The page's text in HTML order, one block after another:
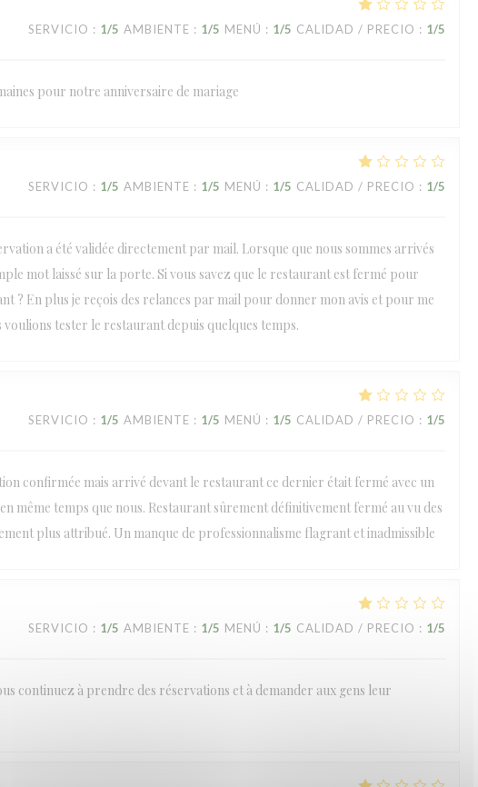
SERVICIO : 1/5 AMBIENTE : 1/5 MENÚ : 1/5 CALIDAD / PRECIO : 1/5
pour notre anniversaire de mariage
SERVICIO : 1/5 AMBIENTE : 1/5 MENÚ : 1/5 CALIDAD / PRECIO : 1/5
a été validée directement par mail. Lorsque que nous sommes arrivés
mot laissé sur la porte. Si vous savez que le restaurant est fermé pour
? En plus je reçois des relances par mail pour donner mon avis et pour me
tester le restaurant depuis quelques temps.
SERVICIO : 1/5 AMBIENTE : 1/5 MENÚ : 1/5 CALIDAD / PRECIO : 1/5
confirmée mais arrivé devant le restaurant ce dernier était fermé avec un
même temps que nous. Restaurant sûrement définitivement fermé au vu des
plus attribué. Un manque de professionnalisme flagrant et inadmissible
SERVICIO : 1/5 AMBIENTE : 1/5 MENÚ : 1/5 CALIDAD / PRECIO : 1/5
continuez à prendre des réservations et à demander aux gens leur